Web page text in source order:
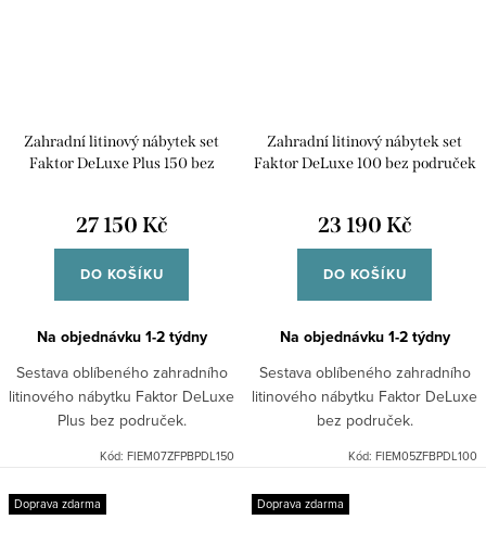
Zahradní litinový nábytek set
Faktor DeLuxe Plus 150 bez
27 150 Kč
DO KOŠÍKU
Na objednávku 1-2 týdny
Sestava oblíbeného zahradního
litinového nábytku Faktor DeLuxe
Plus bez područek.
Kód: FIEM07ZFPBPDL150
Zahradní litinový nábytek set
Faktor DeLuxe 100 bez područek
23 190 Kč
DO KOŠÍKU
Na objednávku 1-2 týdny
Sestava oblíbeného zahradního
litinového nábytku Faktor DeLuxe
bez područek.
Kód: FIEM05ZFBPDL100
Doprava zdarma Doprava zdarma